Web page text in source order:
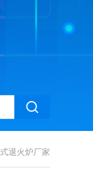
退火炉厂家